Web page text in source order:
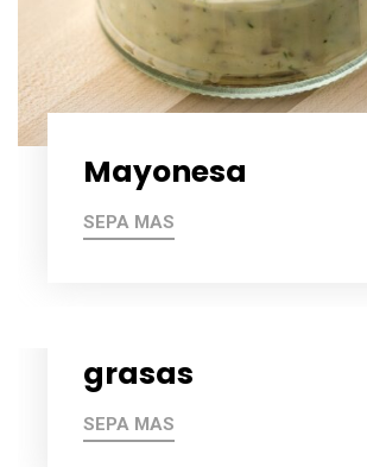
Mayonesa
SEPA MAS
grasas
SEPA MAS